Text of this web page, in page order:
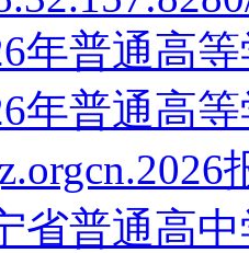
年普通高
年普通高
省普通高